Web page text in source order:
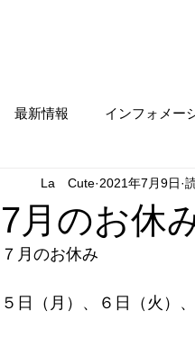
最新情報 インフォメー
7月のお休
La Cute 2021年7月9日
７月のお休み
５日（月）、６日（火）